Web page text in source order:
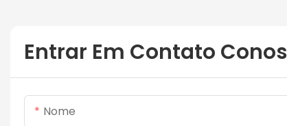
Entrar Em Contato
Nome